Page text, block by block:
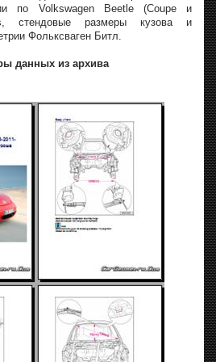
по Volkswagen Beetle (Coupe и
стендовые размеры кузова и
Фольксваген Битл.
данных из архива